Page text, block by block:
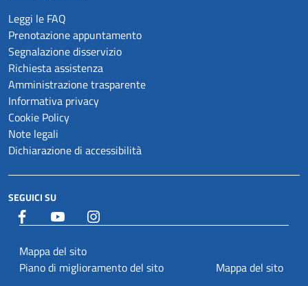
Leggi le FAQ
Prenotazione appuntamento
Segnalazione disservizio
Richiesta assistenza
Amministrazione trasparente
Informativa privacy
Cookie Policy
Note legali
Dichiarazione di accessibilità
SEGUICI SU
Facebook YouTube
Mappa del sito
Piano di miglioramento del sito
Mappa del sito